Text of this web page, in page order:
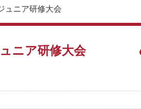
ュニア研修大会
ニア研修大会